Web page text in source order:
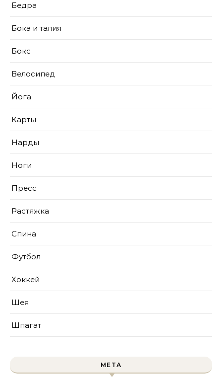
Бедра
Бока и талия
Бокс
Велосипед
Йога
Карты
Нарды
Ноги
Пресс
Растяжка
Спина
Футбол
Хоккей
Шея
Шпагат
МЕТА